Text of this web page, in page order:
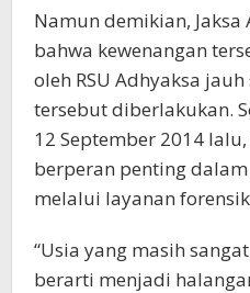
Namun demikian,
bahwa kewenangan
oleh RSU Adhyaksa
tersebut diberlakukan.
12 September 2014 lalu,
berperan penting
melalui layanan
“Usia yang masih
berarti menjadi